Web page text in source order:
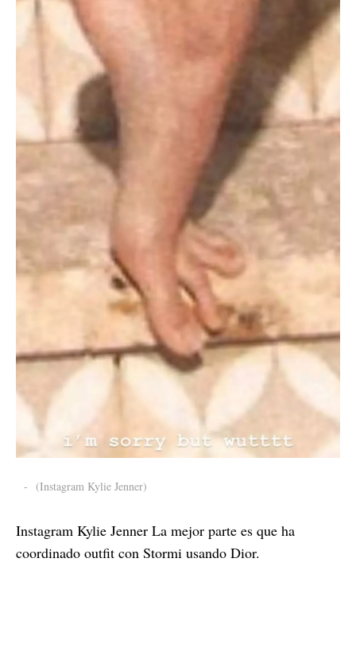
- (Instagram Kylie Jenner)
Instagram Kylie Jenner La mejor parte es que ha
coordinado outfit con Stormi usando Dior.